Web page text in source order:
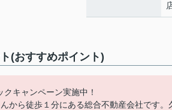
(おすすめポイント)
キャンペーン実施中！
から徒歩１分にある総合不動産会社です